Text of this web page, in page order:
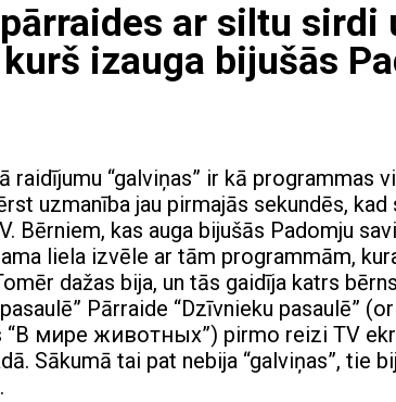
pārraides ar siltu sirdi
izauga bijušās
raidījumu “galviņas” ir kā programmas
uzmanība jau pirmajās sekundēs,
Bērniem, kas auga bijušās Padomju
liela izvēle ar tām programmām,
dažas bija, un tās gaidīja katrs
Pārraide “Dzīvnieku pasaulē”
“В мире животных”) pirmo reizi TV
Sākumā tai pat nebija “galviņas”, tie